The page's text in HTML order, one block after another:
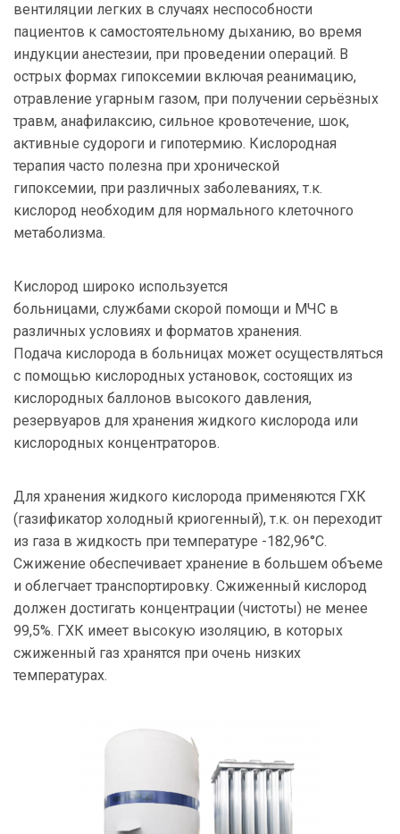
вентиляции легких в случаях неспособности
пациентов к самостоятельному дыханию, во время
индукции анестезии, при проведении операций. В
острых формах гипоксемии включая реанимацию,
отравление угарным газом, при получении серьёзных
травм, анафилаксию, сильное кровотечение, шок,
активные судороги и гипотермию. Кислородная
терапия часто полезна при хронической
гипоксемии, при различных заболеваниях, т.к.
кислород необходим для нормального клеточного
метаболизма.
Кислород широко используется
больницами, службами скорой помощи и МЧС в
различных условиях и форматов хранения.
Подача кислорода в больницах может осуществляться
с помощью кислородных установок, состоящих из
кислородных баллонов высокого давления,
резервуаров для хранения жидкого кислорода или
кислородных концентраторов.
Для хранения жидкого кислорода применяются ГХК
(газификатор холодный криогенный), т.к. он переходит
из газа в жидкость при температуре -182,96°С.
Сжижение обеспечивает хранение в большем объеме
и облегчает транспортировку. Сжиженный кислород
должен достигать концентрации (чистоты) не менее
99,5%. ГХК имеет высокую изоляцию, в которых
сжиженный газ хранятся при очень низких
температурах.